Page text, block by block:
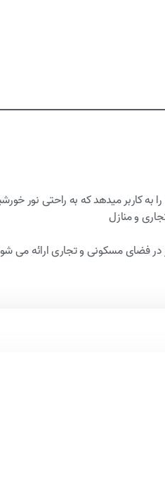
کاربر میدهد که به راحتی نور
و منازل
در فضای مسکونی و تجاری ارائه می